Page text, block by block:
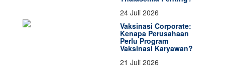
24 Juli 2026
Vaksinasi Corporate:
Kenapa Perusahaan
Perlu Program
Vaksinasi Karyawan?
21 Juli 2026